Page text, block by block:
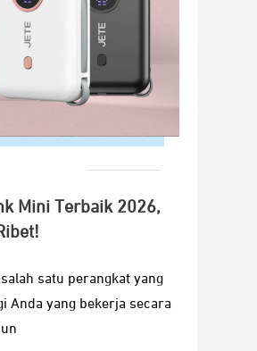
Mini Terbaik 2026,
satu perangkat yang
Anda yang bekerja secara